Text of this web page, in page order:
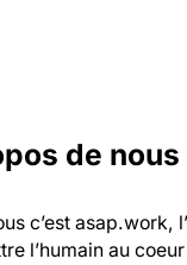
de nous
c’est asap.work,
l’humain au